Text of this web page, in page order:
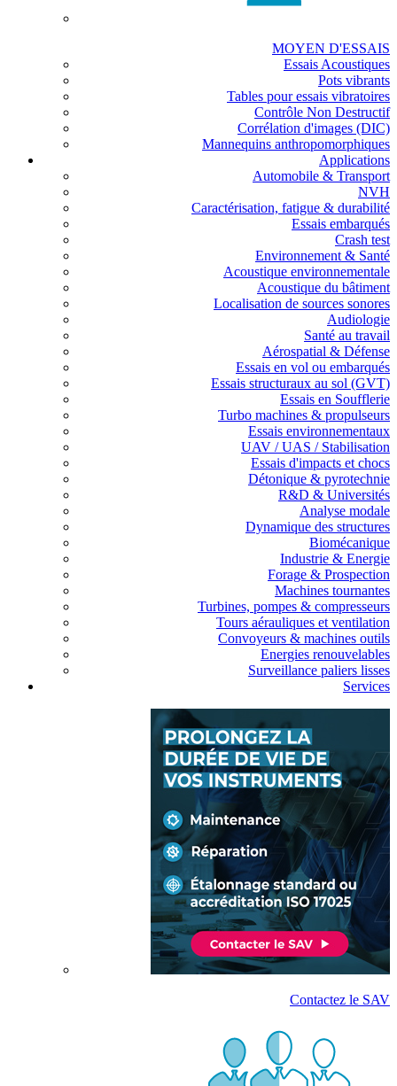
MOYEN D'ESSAIS
Essais Acoustiques
Pots vibrants
Tables pour essais vibratoires
Contrôle Non Destructif
Corrélation d'images (DIC)
Mannequins anthropomorphiques
Applications
Automobile & Transport
NVH
Caractérisation, fatigue & durabilité
Essais embarqués
Crash test
Environnement & Santé
Acoustique environnementale
Acoustique du bâtiment
Localisation de sources sonores
Audiologie
Santé au travail
Aérospatial & Défense
Essais en vol ou embarqués
Essais structuraux au sol (GVT)
Essais en Soufflerie
Turbo machines & propulseurs
Essais environnementaux
UAV / UAS / Stabilisation
Essais d'impacts et chocs
Détonique & pyrotechnie
R&D & Universités
Analyse modale
Dynamique des structures
Biomécanique
Industrie & Energie
Forage & Prospection
Machines tournantes
Turbines, pompes & compresseurs
Tours aérauliques et ventilation
Convoyeurs & machines outils
Energies renouvelables
Surveillance paliers lisses
Services
Contactez le SAV